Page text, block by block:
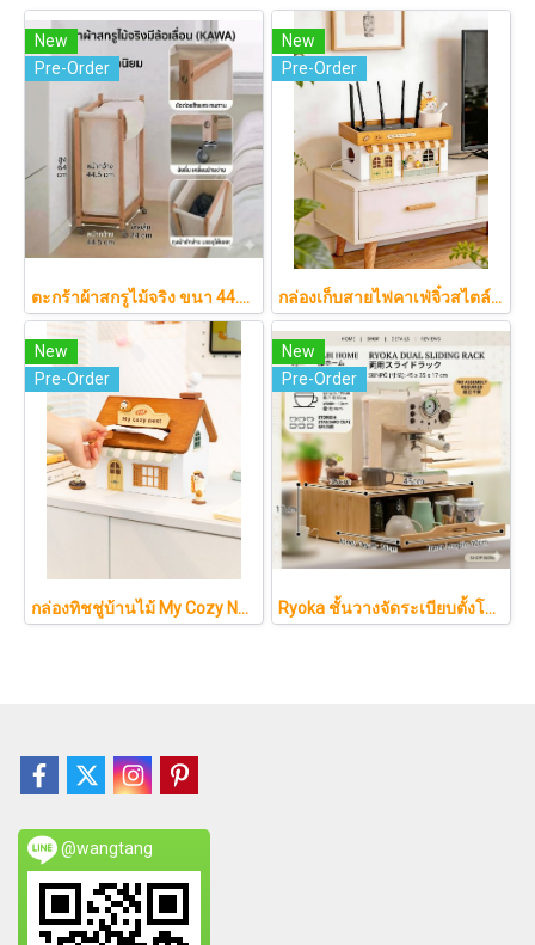
New
Pre-Order
ตะกร้าผ้าสกรูไม้จริง ขนา 44.5cm รุ่น KAWA Minimalist สไตล์ญี่ปุ่นเคลื่อนที่ได้ มีล้อเลื่อน (KAWA)
New
Pre-Order
กล่องเก็บสายไฟคาเฟ่จิ๋วสไตล์ญี่ปุ่นมินิมอล ซ่อนเร้าเตอร์และปลั๊กไฟให้ห้องดูละมุนเหมือนยกคาเฟ่จากโตเกียวมาไว้ที่บ้าน
New
Pre-Order
กล่องทิชชู่บ้านไม้ My Cozy Nest สไตล์มินิมอล นอร์ดิก ของแต่งบ้านรูปบ้าน ขนมปัง เบเกอรี่ กล่องใส่กระดาษทิชชู่แบบตั้งโต๊ะ ฝาเปิดแม่เหล็ก เติมกระดาษง่าย
New
Pre-Order
Ryoka ชั้นวางจัดระเบียบตั้งโต๊ะ 2 ชั้น สไตล์มินิมอล-ญี่ปุ่น ลิ้นชักเลื่อน ลิ้นชักเก็บแก้ว วัสดุไม้ธรรมชาติ ไม่ต้องประกอบ ประหยัดพื้นที่เคาน์เตอร์
@wangtang